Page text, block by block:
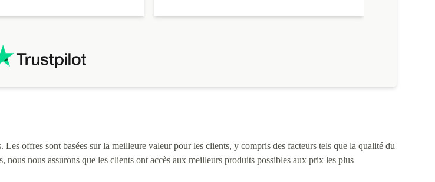
offres sont basées sur la meilleure valeur pour les clients, y compris des facteurs tels que la qualité du
nous assurons que les clients ont accès aux meilleurs produits possibles aux prix les plus